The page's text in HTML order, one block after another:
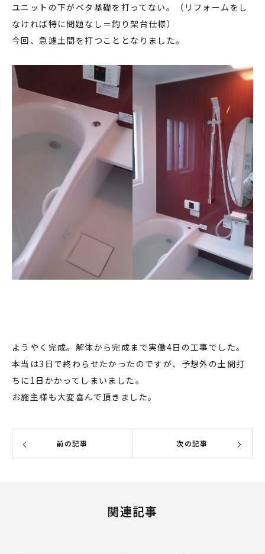
ユニットの下がベタ基礎を打ってない。（リフォームをし
なければ特に問題なし＝釣り架台仕様）
今回、急遽土間を打つこととなりました。
ようやく完成。解体から完成まで実働4日の工事でした。
本当は3日で終わらせたかったのですが、予想外の土間打
ちに1日かかってしまいました。
お施主様も大変喜んで頂きました。
前の記事 次の記事
関連記事